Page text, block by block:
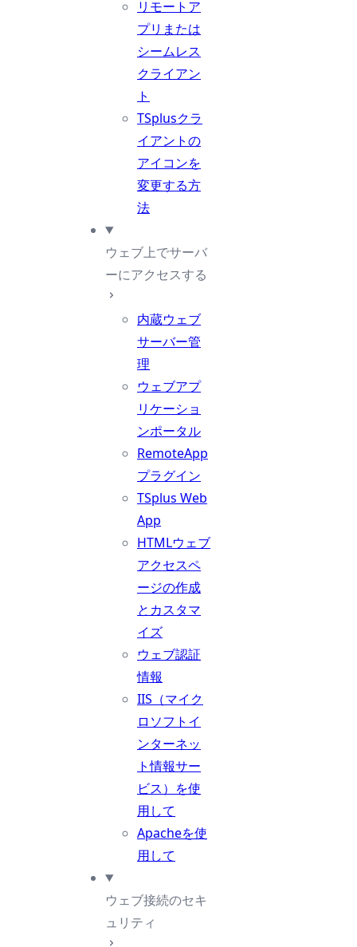
リモートア
プリまたは
シームレス
クライアン
ト
TSplusクラ
イアントの
アイコンを
変更する方
法
ウェブ上でサーバ
ーにアクセスする
内蔵ウェブ
サーバー管
理
ウェブアプ
リケーショ
ンポータル
RemoteApp
プラグイン
TSplus Web
App
HTMLウェブ
アクセスペ
ージの作成
とカスタマ
イズ
ウェブ認証
情報
IIS（マイク
ロソフトイ
ンターネッ
ト情報サー
ビス）を使
用して
Apacheを使
用して
ウェブ接続のセキ
ュリティ